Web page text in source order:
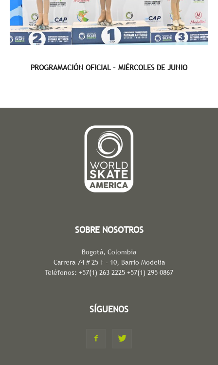
PROGRAMACIÓN OFICIAL – MIÉRCOLES DE JUNIO
SOBRE NOSOTROS
Bogotá, Colombia
Carrera 74 # 25 F - 10, Barrio Modelia
Teléfonos: +57(1) 263 2225 +57(1) 295 0867
SÍGUENOS